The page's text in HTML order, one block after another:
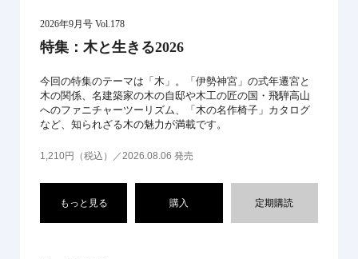
2026年9月号 Vol.178
特集：木と生きる2026
今回の特集のテーマは「木」。「伊勢神宮」の式年遷宮と
木の関係、名建築家の木の自邸や木工の匠の国・飛騨高山
へのファニチャーツーリズム、「木の名作椅子」カタログ
など、知られざる木の魅力が満載です。
1,210円（税込）／2026.08.06 発売
もっと見る 購入 定期購読